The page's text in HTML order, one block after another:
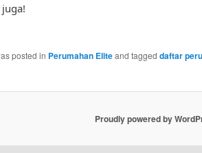
posted in Perumahan Eliteand tagged daftar
Proudly powered by